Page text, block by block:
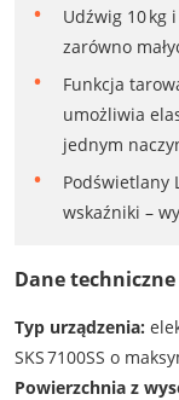
Udźwig 10 kg
zarówno
Funkcja
umożliwia
jednym
Podświetlany
wskaźniki –
Dane
Typ urządzenia:
SKS 7100SS o
Powierzchnia z